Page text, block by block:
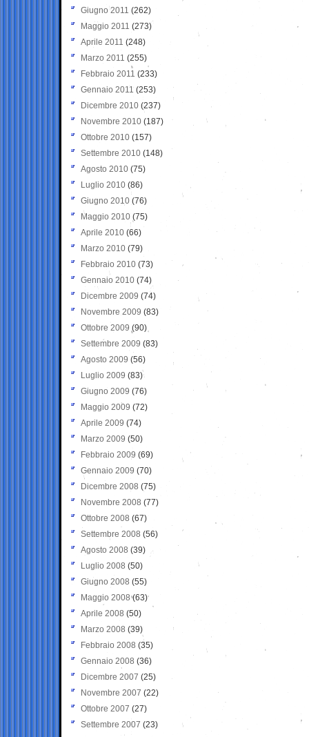
Giugno 2011 (262)
Maggio 2011 (273)
Aprile 2011 (248)
Marzo 2011 (255)
Febbraio 2011 (233)
Gennaio 2011 (253)
Dicembre 2010 (237)
Novembre 2010 (187)
Ottobre 2010 (157)
Settembre 2010 (148)
Agosto 2010 (75)
Luglio 2010 (86)
Giugno 2010 (76)
Maggio 2010 (75)
Aprile 2010 (66)
Marzo 2010 (79)
Febbraio 2010 (73)
Gennaio 2010 (74)
Dicembre 2009 (74)
Novembre 2009 (83)
Ottobre 2009 (90)
Settembre 2009 (83)
Agosto 2009 (56)
Luglio 2009 (83)
Giugno 2009 (76)
Maggio 2009 (72)
Aprile 2009 (74)
Marzo 2009 (50)
Febbraio 2009 (69)
Gennaio 2009 (70)
Dicembre 2008 (75)
Novembre 2008 (77)
Ottobre 2008 (67)
Settembre 2008 (56)
Agosto 2008 (39)
Luglio 2008 (50)
Giugno 2008 (55)
Maggio 2008(63)
Aprile 2008 (50)
Marzo 2008 (39)
Febbraio 2008 (35)
Gennaio 2008 (36)
Dicembre 2007 (25)
Novembre 2007 (22)
Ottobre 2007 (27)
Settembre 2007 (23)